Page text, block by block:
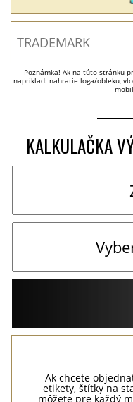
Poznámka! Ak na túto stránku
napríklad: nahratie loga/obleku,
KALKULAČKA
Ak chcete
etikety, štítky na
môžete pre každý